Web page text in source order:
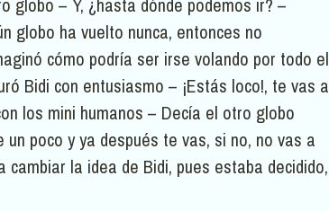
globo – Y, ¿hasta dónde podemos ir? –
globo ha vuelto nunca, entonces no
cómo podría ser irse volando por todo el
Bidi con entusiasmo – ¡Estás loco!, te vas a
los mini humanos – Decía el otro globo
poco y ya después te vas, si no, no vas a
la idea de Bidi, pues estaba decidido,